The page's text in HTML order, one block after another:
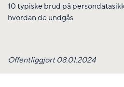
10 typiske brud på
hvordan de undgås
Offentliggjort 08.01.2024